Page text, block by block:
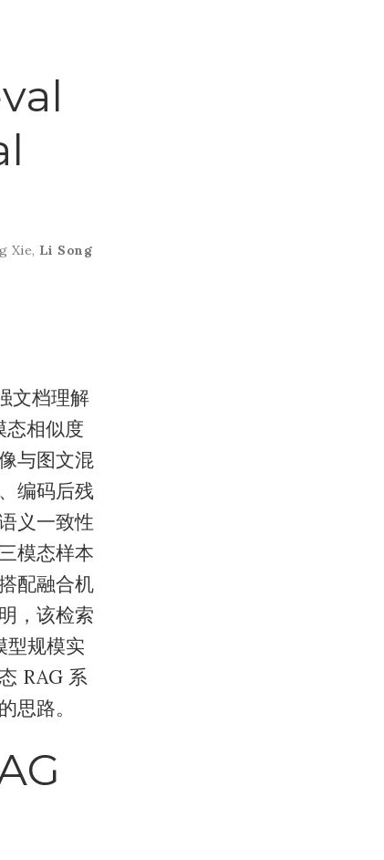
Xie, Li Song
文档理解
态相似度
与图文混
编码后残
义一致性
模态样本
配融合机
，该检索
型规模实
RAG 系
思路。